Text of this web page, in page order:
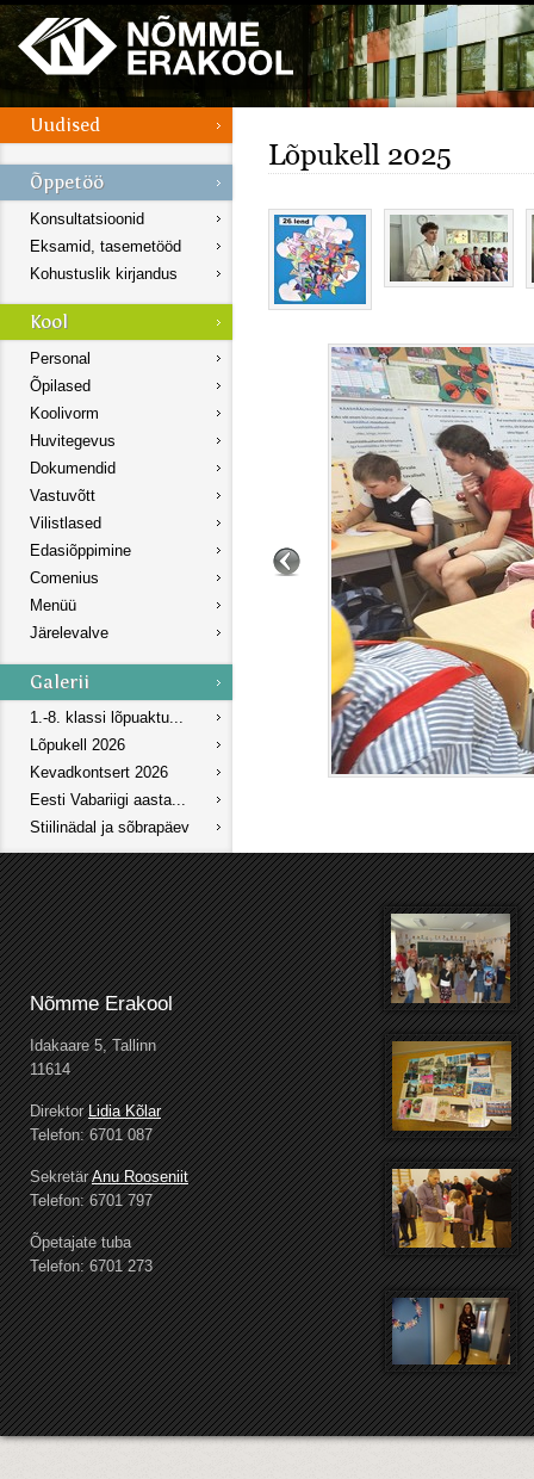
Konsultatsioonid
Eksamid, tasemetööd
Kohustuslik kirjandus
Personal
Õpilased
Koolivorm
Huvitegevus
Dokumendid
Vastuvõtt
Vilistlased
Edasiõppimine
Comenius
Menüü
Järelevalve
1.-8. klassi lõpuaktu...
Lõpukell 2026
Kevadkontsert 2026
Eesti Vabariigi aasta...
Stiilinädal ja sõbrapäev
Lõpukell 2025
Nõmme Erakool
Idakaare 5, Tallinn
11614
DirektorLidia Kõlar
Telefon: 6701 087
SekretärAnu Rooseniit
Telefon: 6701 797
Õpetajate tuba
Telefon: 6701 273